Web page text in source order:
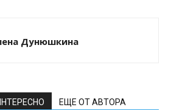
Дунюшкина
ЕЩЕ ОТ АВТОРА